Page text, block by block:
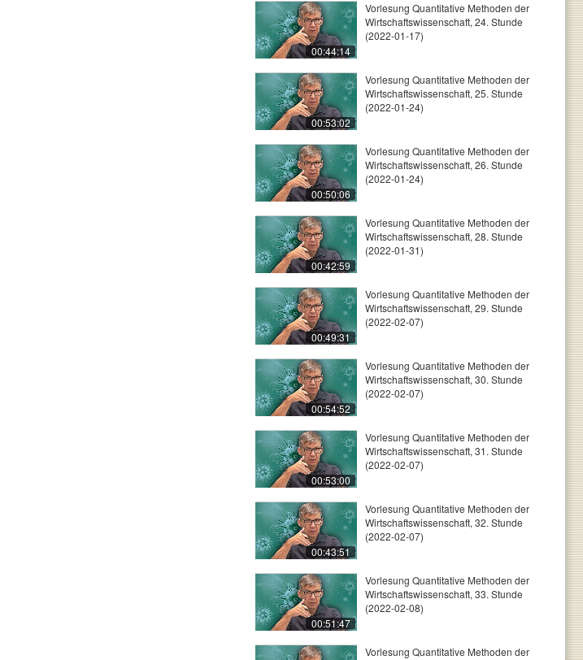
00:44:14
Vorlesung Quantitative Methoden der
Wirtschaftswissenschaft, 24. Stunde
(2022-01-17)
00:53:02
Vorlesung Quantitative Methoden der
Wirtschaftswissenschaft, 25. Stunde
(2022-01-24)
00:50:06
Vorlesung Quantitative Methoden der
Wirtschaftswissenschaft, 26. Stunde
(2022-01-24)
00:42:59
Vorlesung Quantitative Methoden der
Wirtschaftswissenschaft, 28. Stunde
(2022-01-31)
00:49:31
Vorlesung Quantitative Methoden der
Wirtschaftswissenschaft, 29. Stunde
(2022-02-07)
00:54:52
Vorlesung Quantitative Methoden der
Wirtschaftswissenschaft, 30. Stunde
(2022-02-07)
00:53:00
Vorlesung Quantitative Methoden der
Wirtschaftswissenschaft, 31. Stunde
(2022-02-07)
00:43:51
Vorlesung Quantitative Methoden der
Wirtschaftswissenschaft, 32. Stunde
(2022-02-07)
00:51:47
Vorlesung Quantitative Methoden der
Wirtschaftswissenschaft, 33. Stunde
(2022-02-08)
Vorlesung Quantitative Methoden der